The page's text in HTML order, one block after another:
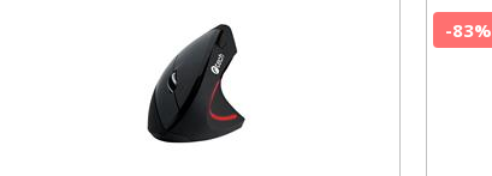
-83%